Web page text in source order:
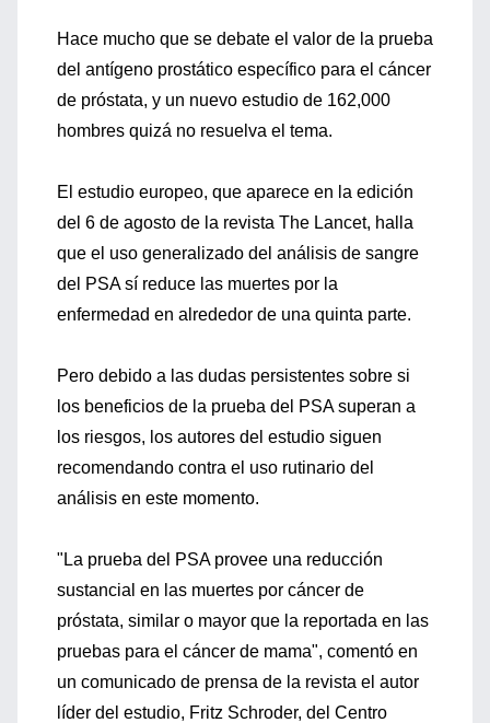
Hace mucho que se debate el valor de la prueba
del antígeno prostático específico para el cáncer
de próstata, y un nuevo estudio de 162,000
hombres quizá no resuelva el tema.
El estudio europeo, que aparece en la edición
del 6 de agosto de la revista The Lancet, halla
que el uso generalizado del análisis de sangre
del PSA sí reduce las muertes por la
enfermedad en alrededor de una quinta parte.
Pero debido a las dudas persistentes sobre si
los beneficios de la prueba del PSA superan a
los riesgos, los autores del estudio siguen
recomendando contra el uso rutinario del
análisis en este momento.
"La prueba del PSA provee una reducción
sustancial en las muertes por cáncer de
próstata, similar o mayor que la reportada en las
pruebas para el cáncer de mama", comentó en
un comunicado de prensa de la revista el autor
líder del estudio, Fritz Schroder, del Centro